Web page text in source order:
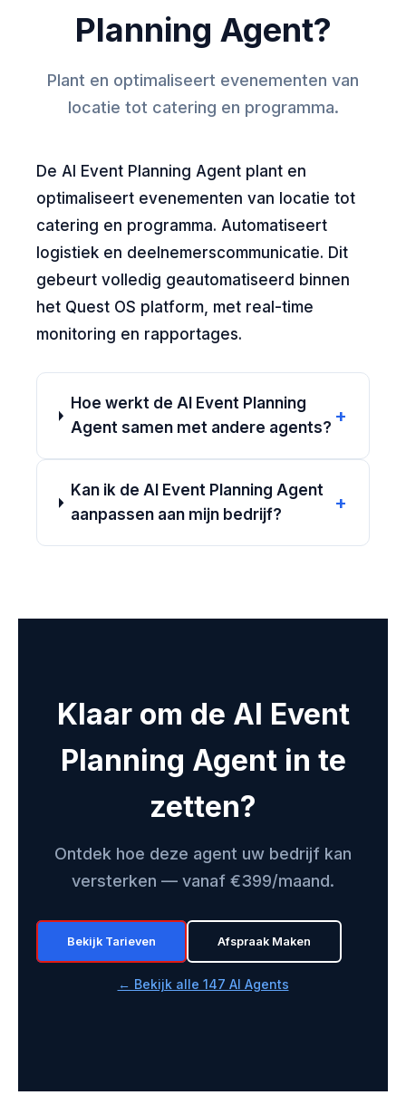
Planning Agent?
Plant en optimaliseert evenementen van
locatie tot catering en programma.
De AI Event Planning Agent plant en
optimaliseert evenementen van locatie tot
catering en programma. Automatiseert
logistiek en deelnemerscommunicatie. Dit
gebeurt volledig geautomatiseerd binnen
het Quest OS platform, met real-time
monitoring en rapportages.
Hoe werkt de AI Event Planning
Agent samen met andere agents?
+
Kan ik de AI Event Planning Agent
aanpassen aan mijn bedrijf?
+
Klaar om de AI Event
Planning Agent in te
zetten?
Ontdek hoe deze agent uw bedrijf kan
versterken — vanaf €399/maand.
Bekijk Tarieven Afspraak Maken
← Bekijk alle 147 AI Agents